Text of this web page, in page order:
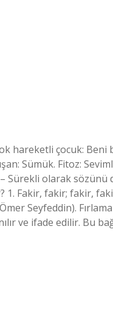
hareketli çocuk: Beni
Sümük. Fitoz:
Sürekli olarak sözünü
1. Fakir, fakir; fakir,
Seyfeddin).
ve ifade edilir. Bu